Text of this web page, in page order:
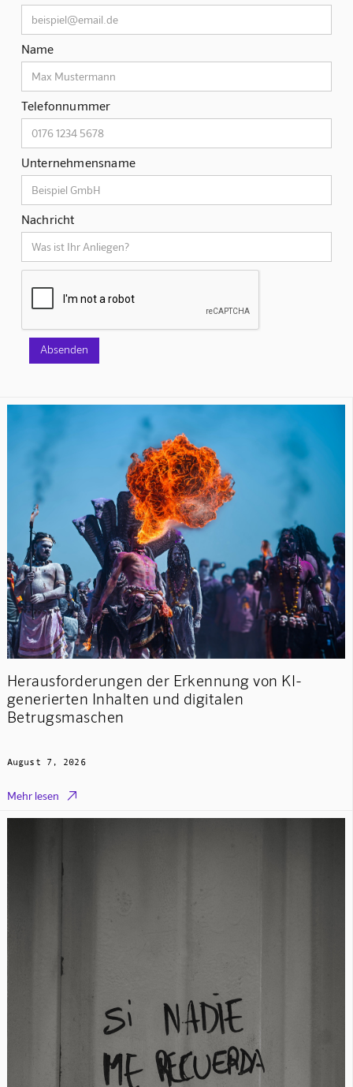
Name
Telefonnummer
Unternehmensname
Nachricht
Herausforderungen der Erkennung von KI-
generierten Inhalten und digitalen
Betrugsmaschen
August 7, 2026
Mehr lesen 